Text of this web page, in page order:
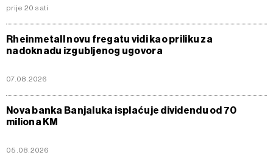
prije 20 sati
Rheinmetall novu fregatu vidi kao priliku za
nadoknadu izgubljenog ugovora
07.08.2026
Nova banka Banjaluka isplaćuje dividendu od 70
miliona KM
05.08.2026